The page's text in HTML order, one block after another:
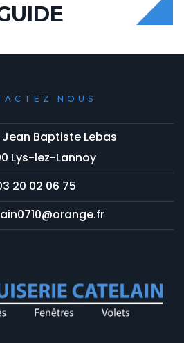
NOUS
Jean Baptiste Lebas
Lys-lez-Lannoy
20 02 06 75